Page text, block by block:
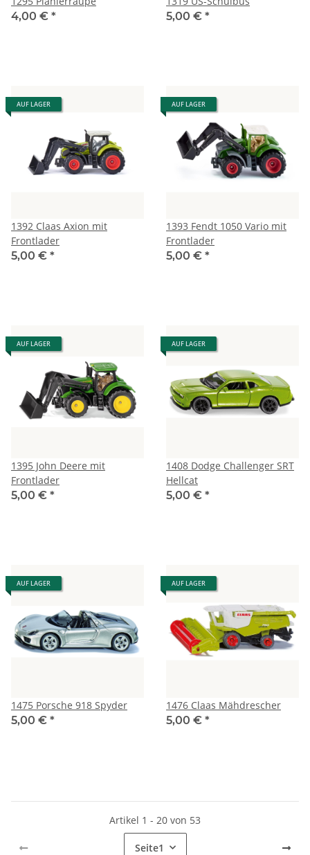
4,00 € *
5,00 € *
AUF LAGER
1392 Claas Axion mit
Frontlader
5,00 € *
AUF LAGER
1393 Fendt 1050 Vario mit
Frontlader
5,00 € *
AUF LAGER
1395 John Deere mit
Frontlader
5,00 € *
AUF LAGER
1408 Dodge Challenger SRT
Hellcat
5,00 € *
AUF LAGER
1475 Porsche 918 Spyder
5,00 € *
AUF LAGER
1476 Claas Mähdrescher
5,00 € *
Artikel 1 - 20 von 53
Seite1